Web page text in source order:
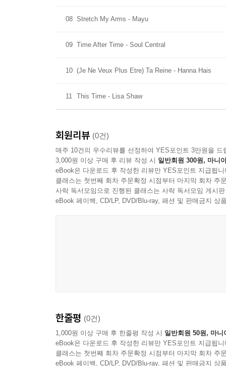
08 Stretch My Arms - Mayu
09 Time After Time - Soul Central
10 (Je Ne Veux Plus Etre) Ta Reine - Hanna Hais
11 This Time - Lisa Shaw
회원리뷰 (0건)
매주 10건의 우수리뷰를 선정하여 YES포인트 3만원을 드
3,000원 이상 구매 후 리뷰 작성 시 일반회원 300원, 마니
eBook은 다운로드 후 작성한 리뷰만 YES포인트 지급됩니
클래스는 첫번째 회차 주문확정 시점부터 마지막 회차 주
사락 독서모임으로 진행된 클래스는 사락 독서모임 게시
eBook 페이백, CD/LP, DVD/Blu-ray, 패션 및 판매금지 상
한줄평 (0건)
1,000원 이상 구매 후 한줄평 작성 시 일반회원 50원, 마니
eBook은 다운로드 후 작성한 리뷰만 YES포인트 지급됩니
클래스는 첫번째 회차 주문확정 시점부터 마지막 회차 주
eBook 페이백, CD/LP, DVD/Blu-ray, 패션 및 판매금지 상